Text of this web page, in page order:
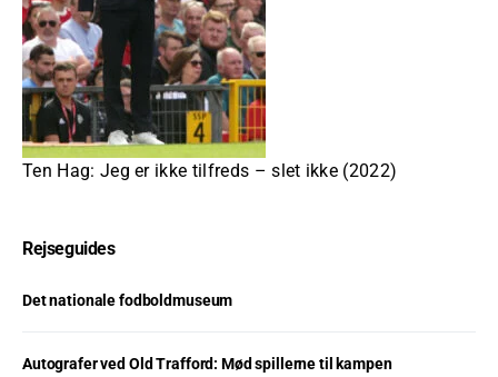
Ten Hag: Jeg er ikke tilfreds – slet ikke (2022)
Rejseguides
Det nationale fodboldmuseum
Autografer ved Old Trafford: Mød spillerne til kampen